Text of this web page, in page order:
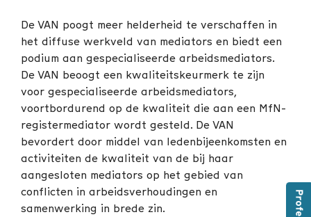
De VAN poogt meer helderheid te verschaffen in
het diffuse werkveld van mediators en biedt een
podium aan gespecialiseerde arbeidsmediators.
De VAN beoogt een kwaliteitskeurmerk te zijn
voor gespecialiseerde arbeidsmediators,
voortbordurend op de kwaliteit die aan een MfN-
registermediator wordt gesteld. De VAN
bevordert door middel van ledenbijeenkomsten en
activiteiten de kwaliteit van de bij haar
aangesloten mediators op het gebied van
conflicten in arbeidsverhoudingen en
samenwerking in brede zin.